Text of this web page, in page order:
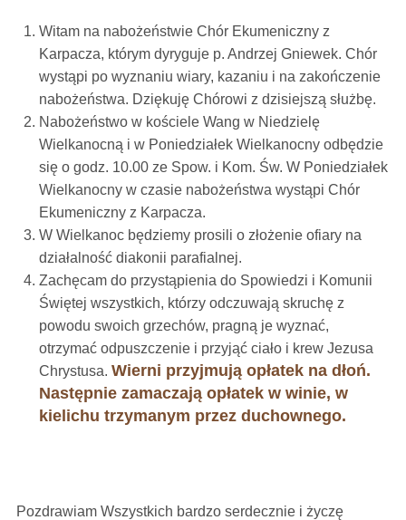
Witam na nabożeństwie Chór Ekumeniczny z
Karpacza, którym dyryguje p. Andrzej Gniewek. Chór
wystąpi po wyznaniu wiary, kazaniu i na zakończenie
nabożeństwa. Dziękuję Chórowi z dzisiejszą służbę.
Nabożeństwo w kościele Wang w Niedzielę
Wielkanocną i w Poniedziałek Wielkanocny odbędzie
się o godz. 10.00 ze Spow. i Kom. Św. W Poniedziałek
Wielkanocny w czasie nabożeństwa wystąpi Chór
Ekumeniczny z Karpacza.
W Wielkanoc będziemy prosili o złożenie ofiary na
działalność diakonii parafialnej.
Zachęcam do przystąpienia do Spowiedzi i Komunii
Świętej wszystkich, którzy odczuwają skruchę z
powodu swoich grzechów, pragną je wyznać,
otrzymać odpuszczenie i przyjąć ciało i krew Jezusa
Chrystusa. Wierni przyjmują opłatek na dłoń.
Następnie zamaczają opłatek w winie, w
kielichu trzymanym przez duchownego.
Pozdrawiam Wszystkich bardzo serdecznie i życzę